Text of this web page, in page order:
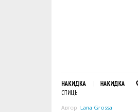
НАКИДКА
НАКИДКА
СПИЦЫ
Автор: Lana Grossa